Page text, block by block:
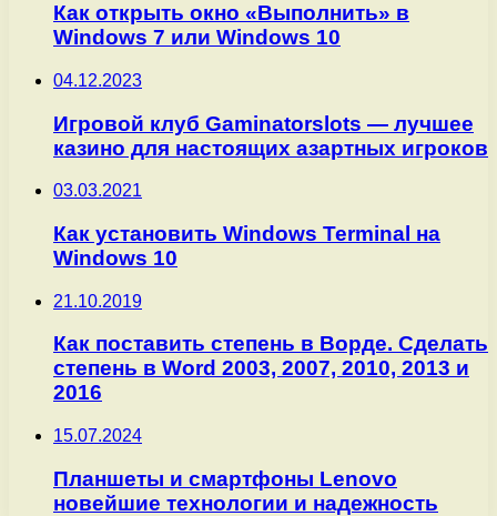
Как открыть окно «Выполнить» в
Windows 7 или Windows 10
04.12.2023
Игровой клуб Gaminatorslots — лучшее
казино для настоящих азартных игроков
03.03.2021
Как установить Windows Terminal на
Windows 10
21.10.2019
Как поставить степень в Ворде. Сделать
степень в Word 2003, 2007, 2010, 2013 и
2016
15.07.2024
Планшеты и смартфоны Lenovo
новейшие технологии и надежность